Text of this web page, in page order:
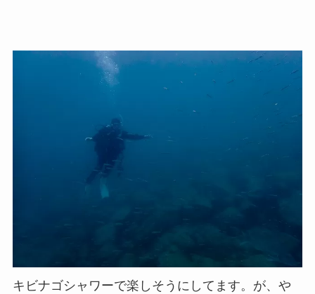
キビナゴシャワーで楽しそうにしてます。が、や